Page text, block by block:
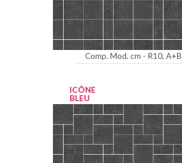
Comp. Mod. cm - R10, A+B
ICÔNE
BLEU